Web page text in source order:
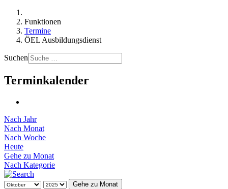
Funktionen
Termine
ÖEL Ausbildungsdienst
Suchen
Terminkalender
Nach Jahr
Nach Monat
Nach Woche
Heute
Gehe zu Monat
Nach Kategorie
Gehe zu Monat